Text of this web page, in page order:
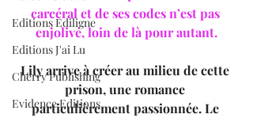
Editions Ediligne
Editions J'ai Lu
Cherry Publishing
Evidence Editions
carcéral et de ses codes n’est pas
enjolivé, loin de là pour autant.
Lily arrive à créer au milieu de cette
prison, une romance
particulièrement passionnée. Le